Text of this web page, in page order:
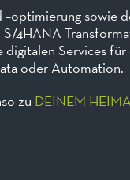
sowie
4HANA
Services
oder Automation.
zu DEINEM